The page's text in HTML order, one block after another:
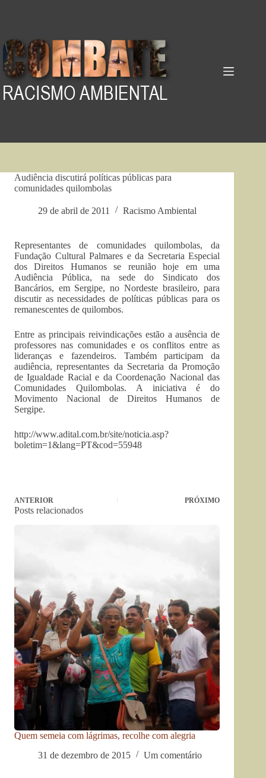
Audiência discutirá políticas públicas para
comunidades quilombolas
29 de abril de 2011 Racismo Ambiental
Representantes de comunidades quilombolas, da
Fundação Cultural Palmares e da Secretaria Especial
dos Direitos Humanos se reunião hoje em uma
Audiência Pública, na sede do Sindicato dos
Bancários, em Sergipe, no Nordeste brasileiro, para
discutir as necessidades de políticas públicas para os
remanescentes de quilombos.
Entre as principais reivindicações estão a ausência de
professores nas comunidades e os conflitos entre as
lideranças e fazendeiros. Também participam da
audiência, representantes da Secretaria da Promoção
de Igualdade Racial e da Coordenação Nacional das
Comunidades Quilombolas. A iniciativa é do
Movimento Nacional de Direitos Humanos de
Sergipe.
http://www.adital.com.br/site/noticia.asp?
boletim=1&lang=PT&cod=55948
ANTERIOR PRÓXIMO
Posts relacionados
Quem semeia com lágrimas, recolhe com alegria
31 de dezembro de 2015
Um comentário